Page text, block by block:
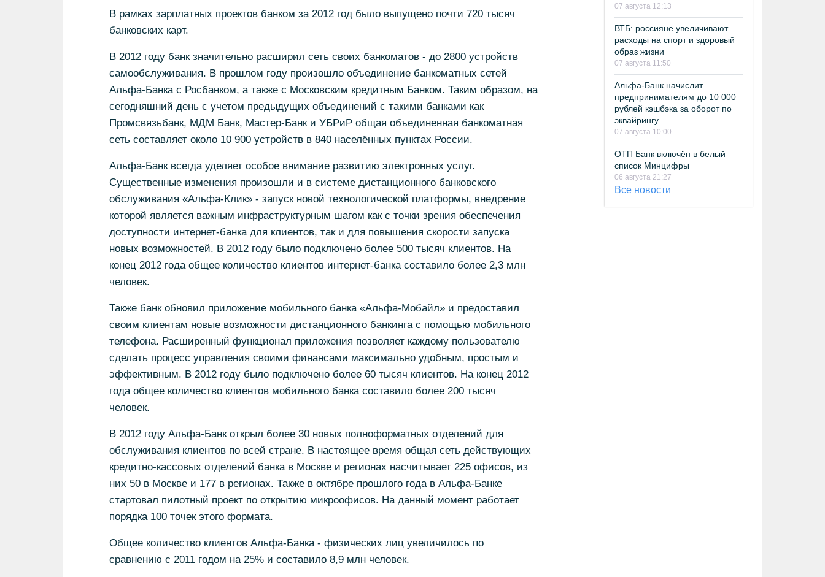
В рамках зарплатных проектов банком за 2012 год было выпущено почти 720 тысяч
банковских карт.
В 2012 году банк значительно расширил сеть своих банкоматов - до 2800 устройств
самообслуживания. В прошлом году произошло объединение банкоматных сетей
Альфа-Банка с Росбанком, а также с Московским кредитным Банком. Таким образом, на
сегодняшний день с учетом предыдущих объединений с такими банками как
Промсвязьбанк, МДМ Банк, Мастер-Банк и УБРиР общая объединенная банкоматная
сеть составляет около 10 900 устройств в 840 населённых пунктах России.
Альфа-Банк всегда уделяет особое внимание развитию электронных услуг.
Существенные изменения произошли и в системе дистанционного банковского
обслуживания «Альфа-Клик» - запуск новой технологической платформы, внедрение
которой является важным инфраструктурным шагом как с точки зрения обеспечения
доступности интернет-банка для клиентов, так и для повышения скорости запуска
новых возможностей. В 2012 году было подключено более 500 тысяч клиентов. На
конец 2012 года общее количество клиентов интернет-банка составило более 2,3 млн
человек.
Также банк обновил приложение мобильного банка «Альфа-Мобайл» и предоставил
своим клиентам новые возможности дистанционного банкинга с помощью мобильного
телефона. Расширенный функционал приложения позволяет каждому пользователю
сделать процесс управления своими финансами максимально удобным, простым и
эффективным. В 2012 году было подключено более 60 тысяч клиентов. На конец 2012
года общее количество клиентов мобильного банка составило более 200 тысяч
человек.
В 2012 году Альфа-Банк открыл более 30 новых полноформатных отделений для
обслуживания клиентов по всей стране. В настоящее время общая сеть действующих
кредитно-кассовых отделений банка в Москве и регионах насчитывает 225 офисов, из
них 50 в Москве и 177 в регионах. Также в октябре прошлого года в Альфа-Банке
стартовал пилотный проект по открытию микроофисов. На данный момент работает
порядка 100 точек этого формата.
Общее количество клиентов Альфа-Банка - физических лиц увеличилось по
сравнению с 2011 годом на 25% и составило 8,9 млн человек.
07 августа 12:13
ВТБ: россияне увеличивают
расходы на спорт и здоровый
образ жизни
07 августа 11:50
Альфа-Банк начислит
предпринимателям до 10 000
рублей кэшбэка за оборот по
эквайрингу
07 августа 10:00
ОТП Банк включён в белый
список Минцифры
06 августа 21:27
Все новости